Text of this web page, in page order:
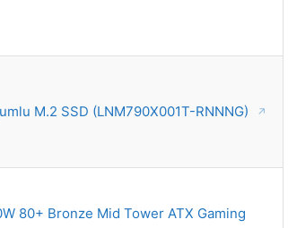
M.2 SSD (LNM790X001T-RNNNG)
80+ Bronze Mid Tower ATX Gaming